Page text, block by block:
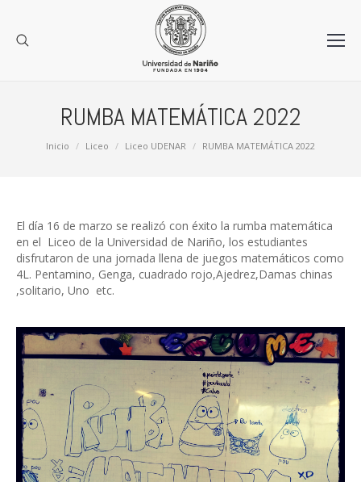
RUMBA MATEMÁTICA 2022
Estás aquí:
Inicio Liceo Liceo UDENAR RUMBA MATEMÁTICA 2022
El día 16 de marzo se realizó con éxito la rumba matemática
en el Liceo de la Universidad de Nariño, los estudiantes
disfrutaron de una jornada llena de juegos matemáticos como
4L. Pentamino, Genga, cuadrado rojo,Ajedrez,Damas chinas
,solitario, Uno etc.